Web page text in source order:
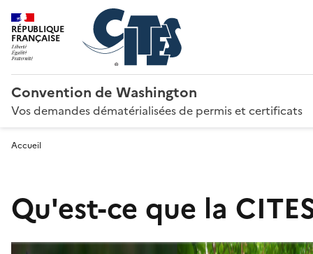
RÉPUBLIQUE
FRANÇAISE
Convention de Washington
Vos demandes dématérialisées de permis et certificats
Accueil
Qu'est-ce que la